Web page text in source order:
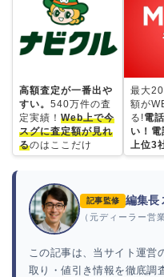
高額査定が一番出や
すい。 540万件の査
定実績！ Web上で今
スグに査定額が見れ
るのはここだけ
最大
額が
る!電
い！
上位3
記事監修 編集長
（元ディーラー営
この記事は、当サイト運営
取り・値引き情報を徹底調